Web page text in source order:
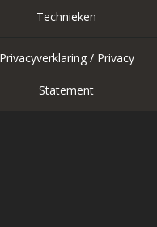
Technieken
Privacyverklaring / Privacy
Statement